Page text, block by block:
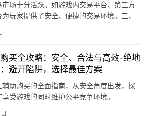
市场十分活跃。如游戏内交易平台、第三方
玩家提供了安全、便捷的交易环境。三、
买全攻略：安全、合法与高效-绝地
避开陷阱，选择最佳方案
助购买的全面指南，从安全角度出发，探
受游戏的同时维护公平竞争环境。